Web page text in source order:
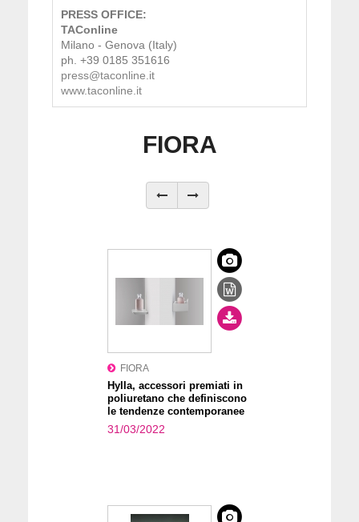
PRESS OFFICE:
TAConline
Milano - Genova (Italy)
ph. +39 0185 351616
press@taconline.it
www.taconline.it
FIORA
FIORA
Hylla, accessori premiati in
poliuretano che definiscono
le tendenze contemporanee
31/03/2022